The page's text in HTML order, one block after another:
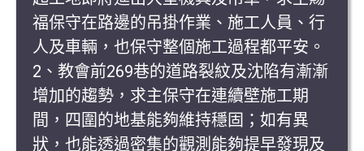
福保守在路邊的吊掛作業、施工人員、行
人及車輛，也保守整個施工過程都平安。
2、教會前269巷的道路裂紋及沈陷有漸漸
增加的趨勢，求主保守在連續壁施工期
間，四圍的地基能夠維持穩固；如有異
狀，也能透過密集的觀測能夠提早發現及